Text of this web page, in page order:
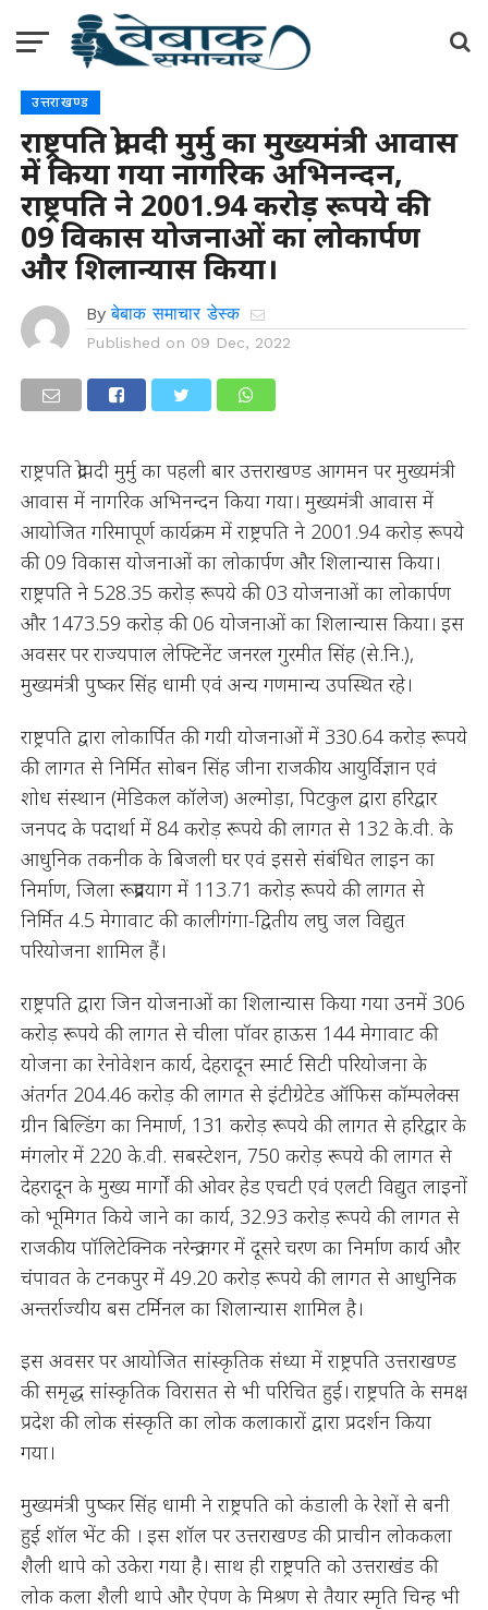
उत्तराखण्ड
राष्ट्रपति द्रोपदी मुर्मु का मुख्यमंत्री आवास
में किया गया नागरिक अभिनन्दन,
राष्ट्रपति ने 2001.94 करोड़ रूपये की
09 विकास योजनाओं का लोकार्पण
और शिलान्यास किया।
By बेबाक समाचार डेस्क
Published on 09 Dec, 2022
राष्ट्रपति द्रोपदी मुर्मु का पहली बार उत्तराखण्ड आगमन पर मुख्यमंत्री
आवास में नागरिक अभिनन्दन किया गया। मुख्यमंत्री आवास में
आयोजित गरिमापूर्ण कार्यक्रम में राष्ट्रपति ने 2001.94 करोड़ रूपये
की 09 विकास योजनाओं का लोकार्पण और शिलान्यास किया।
राष्ट्रपति ने 528.35 करोड़ रूपये की 03 योजनाओं का लोकार्पण
और 1473.59 करोड़ की 06 योजनाओं का शिलान्यास किया। इस
अवसर पर राज्यपाल लेफ्टिनेंट जनरल गुरमीत सिंह (से.नि.),
मुख्यमंत्री पुष्कर सिंह धामी एवं अन्य गणमान्य उपस्थित रहे।
राष्ट्रपति द्वारा लोकार्पित की गयी योजनाओं में 330.64 करोड़ रूपये
की लागत से निर्मित सोबन सिंह जीना राजकीय आयुर्विज्ञान एवं
शोध संस्थान (मेडिकल कॉलेज) अल्मोड़ा, पिटकुल द्वारा हरिद्वार
जनपद के पदार्था में 84 करोड़ रूपये की लागत से 132 के.वी. के
आधुनिक तकनीक के बिजली घर एवं इससे संबंधित लाइन का
निर्माण, जिला रूद्रप्रयाग में 113.71 करोड़ रूपये की लागत से
निर्मित 4.5 मेगावाट की कालीगंगा-द्वितीय लघु जल विद्युत
परियोजना शामिल हैं।
राष्ट्रपति द्वारा जिन योजनाओं का शिलान्यास किया गया उनमें 306
करोड़ रूपये की लागत से चीला पॉवर हाऊस 144 मेगावाट की
योजना का रेनोवेशन कार्य, देहरादून स्मार्ट सिटी परियोजना के
अंतर्गत 204.46 करोड़ की लागत से इंटीग्रेटेड ऑफिस कॉम्पलेक्स
ग्रीन बिल्डिंग का निमार्ण, 131 करोड़ रूपये की लागत से हरिद्वार के
मंगलोर में 220 के.वी. सबस्टेशन, 750 करोड़ रूपये की लागत से
देहरादून के मुख्य मार्गों की ओवर हेड एचटी एवं एलटी विद्युत लाइनों
को भूमिगत किये जाने का कार्य, 32.93 करोड़ रूपये की लागत से
राजकीय पॉलिटेक्निक नरेन्द्र नगर में दूसरे चरण का निर्माण कार्य और
चंपावत के टनकपुर में 49.20 करोड़ रूपये की लागत से आधुनिक
अन्तर्राज्यीय बस टर्मिनल का शिलान्यास शामिल है।
इस अवसर पर आयोजित सांस्कृतिक संध्या में राष्ट्रपति उत्तराखण्ड
की समृद्ध सांस्कृतिक विरासत से भी परिचित हुई। राष्ट्रपति के समक्ष
प्रदेश की लोक संस्कृति का लोक कलाकारों द्वारा प्रदर्शन किया
गया।
मुख्यमंत्री पुष्कर सिंह धामी ने राष्ट्रपति को कंडाली के रेशों से बनी
हुई शॉल भेंट की । इस शॉल पर उत्तराखण्ड की प्राचीन लोककला
शैली थापे को उकेरा गया है। साथ ही राष्ट्रपति को उत्तराखंड की
लोक कला शैली थापे और ऐपण के मिश्रण से तैयार स्मृति चिन्ह भी